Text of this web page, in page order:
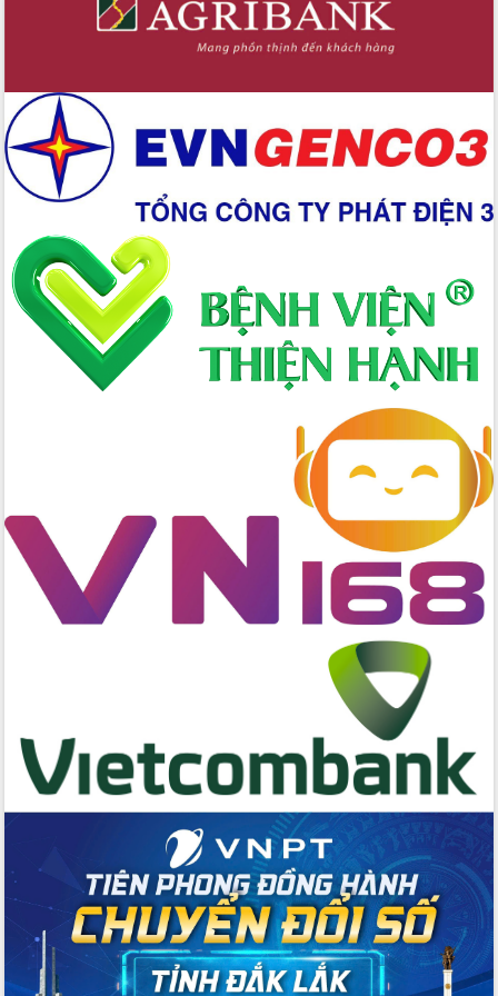
Bầu cử Quốc hội và HĐND: Cử tri Đắk
Lắk gửi gắm niềm tin, kỳ vọng vào lá
Ngày hội bầu cử đại biểu Quốc hội
khóa XVI và HĐND các cấp nhiệm kỳ
2026-2031
Đảm bảo cuộc bầu cử đại biểu Quốc
hội và đại biểu HĐND các cấp diễn ra
an toàn, hiệu quả, đúng quy định
Thủ tướng Chính phủ Phạm Minh Chính
kiểm tra, chỉ đạo hoàn thành các dự
án cao tốc và thăm khu tái định cư tại
Đắk Lắk
Sôi nổi Hội đua ngựa truyền thống Gò
Thì Thùng mừng Xuân Bính Ngọ 2026
Lãnh đạo tỉnh dâng hương tưởng niệm
quốc phòng, quân sự địa phương năm
2026
Đắk Lắk tập trung toàn lực khắc phục
tồn tại IUU, sẵn sàng làm việc với
Đoàn thanh tra EC
nước Đà Nông lần thứ I năm 2026
Kỳ họp Chuyên đề lần thứ Năm, HĐND
tỉnh Đắk Lắk thông qua các nghị quyết
Thống nhất danh sách giới thiệu ứng
cử đại biểu Quốc hội khoá XVI và đại
biểu HĐND tỉnh Đắk Lắk, nhiệm kỳ
2026-2031
Phát động hai phong trào thi đua quan
trọng trong kỷ nguyên mới
Hội nghị lần thứ tư Ban Chỉ đạo công